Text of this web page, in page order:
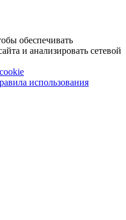
обеспечивать
и анализировать сетевой
использования